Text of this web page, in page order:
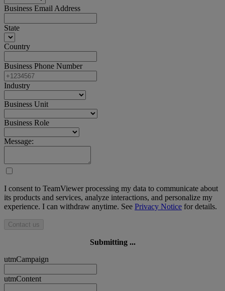
Business Email Address
State
Country
Business Phone Number
Industry
Business Unit
Business Role
Message:
I consent to TeamViewer processing my data to communicate about
its products and services, analyze interactions, and personalize my
experience. I can withdraw anytime. See Privacy Notice for details.
Contact us
Submitting ...
utmCampaign
utmContent